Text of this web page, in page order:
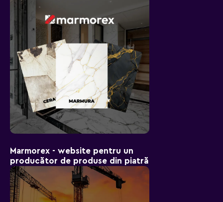
Marmorex - website pentru un
producător de produse din piatră